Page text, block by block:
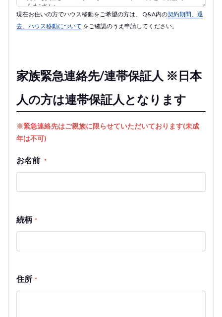
現在お住いの方でハウス移動をご希望の方は、 Q&A内の契約期間、退
去、ハウス移動について をご確認のうえ申請してください。
家族緊急連絡先/連帯保証人 ※日本
人の方は連帯保証人となります
※緊急連絡先はご親族に限らせていただいております(未成
年は不可)
お名前 *
続柄 *
住所 *